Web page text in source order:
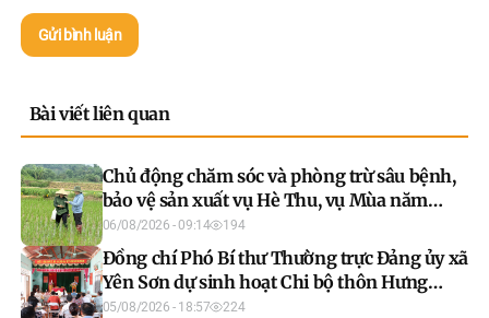
Gửi bình luận
Bài viết liên quan
Chủ động chăm sóc và phòng trừ sâu bệnh,
bảo vệ sản xuất vụ Hè Thu, vụ Mùa năm
2026
06/08/2026 - 09:14 194
Đồng chí Phó Bí thư Thường trực Đảng ủy xã
Yên Sơn dự sinh hoạt Chi bộ thôn Hưng
Thịnh
05/08/2026 - 18:57 224